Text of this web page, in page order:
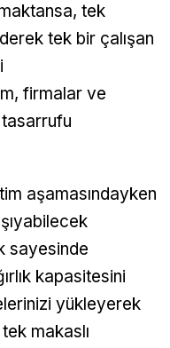
tek
tek bir çalışan
firmalar ve
tasarrufu
aşamasındayken
sayesinde
kapasitesini
yükleyerek
makaslı